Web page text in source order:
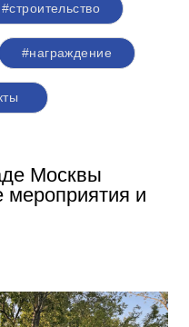
#строительство
#награждение
Москвы
мероприятия и